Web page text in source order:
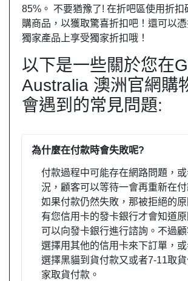
85%。 不要猶豫了! 在折吧區使用折扣
購商品，以獲取驚喜折扣吧！還可以
獨家產品上享受獨家折扣哦！
以下是一些關於您在
Australia 澳洲官網購
會遇到的常見問題:
為什麼在付款時會失敗呢?
付款過程中可能存在網路問題，
況，顧客可以等待一會再重新在付
如果付款仍然失敗，那被拒絕的
有您信用卡的發卡銀行才會知道
可以向發卡銀行進行諮詢。不過
選擇用其他的信用卡來下訂單，
選擇黑貓到貨付款又或者7-11取
家取貨付款。